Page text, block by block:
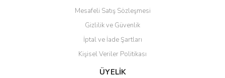
Mesafeli Satış Sözleşmesi
Gizlilik ve Güvenlik
İptal ve İade Şartları
Kişisel Veriler Politikası
ÜYELİK